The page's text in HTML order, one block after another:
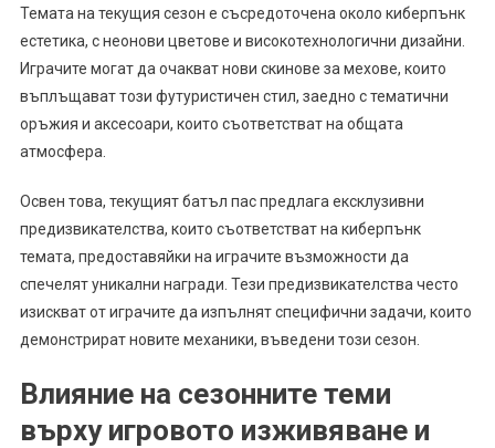
Темата на текущия сезон е съсредоточена около киберпънк
естетика, с неонови цветове и високотехнологични дизайни.
Играчите могат да очакват нови скинове за мехове, които
въплъщават този футуристичен стил, заедно с тематични
оръжия и аксесоари, които съответстват на общата
атмосфера.
Освен това, текущият батъл пас предлага ексклузивни
предизвикателства, които съответстват на киберпънк
темата, предоставяйки на играчите възможности да
спечелят уникални награди. Тези предизвикателства често
изискват от играчите да изпълнят специфични задачи, които
демонстрират новите механики, въведени този сезон.
Влияние на сезонните теми
върху игровото изживяване и